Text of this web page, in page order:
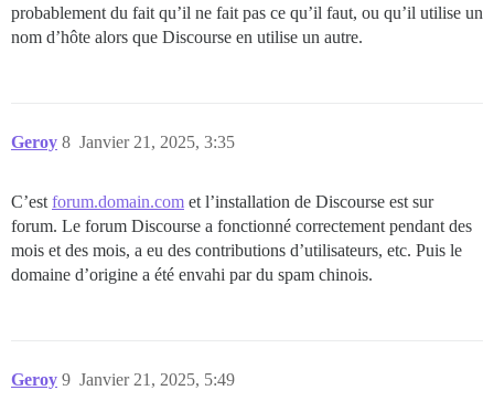
probablement du fait qu’il ne fait pas ce qu’il faut, ou qu’il utilise un
nom d’hôte alors que Discourse en utilise un autre.
Geroy Janvier 21, 2025, 3:35
8
C’est forum.domain.com et l’installation de Discourse est sur
forum. Le forum Discourse a fonctionné correctement pendant des
mois et des mois, a eu des contributions d’utilisateurs, etc. Puis le
domaine d’origine a été envahi par du spam chinois.
Geroy Janvier 21, 2025, 5:49
9